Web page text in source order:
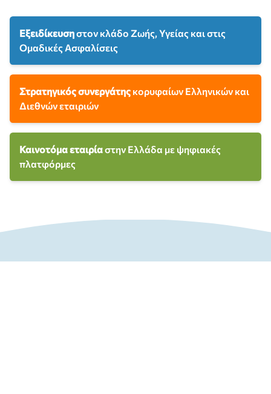
Εξειδίκευσηστον κλάδο Ζωής, Υγείας και στις
Ομαδικές Ασφαλίσεις
Στρατηγικός συνεργάτης κορυφαίων Ελληνικών και
Διεθνών εταιριών
Καινοτόμα εταιρίαστην Ελλάδα με ψηφιακές
πλατφόρμες